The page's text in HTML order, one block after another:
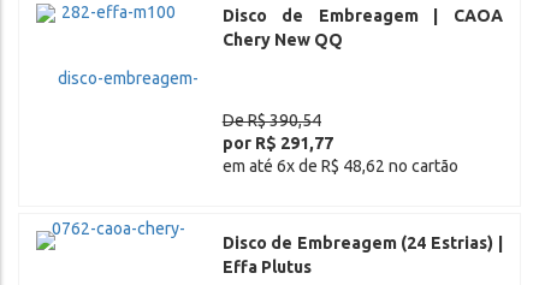
Disco de Embreagem | CAOA
Chery New QQ
De R$ 390,54
por R$ 291,77
em até 6x de R$ 48,62 no cartão
Disco de Embreagem (24 Estrias) |
Effa Plutus